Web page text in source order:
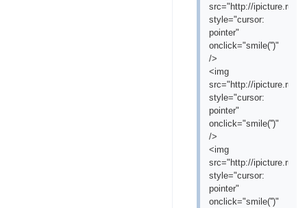
src="http://ipicture.ru/
style="cursor:
pointer"
onclick="smile('')"
/>
<img
src="http://ipicture.ru/
style="cursor:
pointer"
onclick="smile('')"
/>
<img
src="http://ipicture.ru/
style="cursor:
pointer"
onclick="smile('')"